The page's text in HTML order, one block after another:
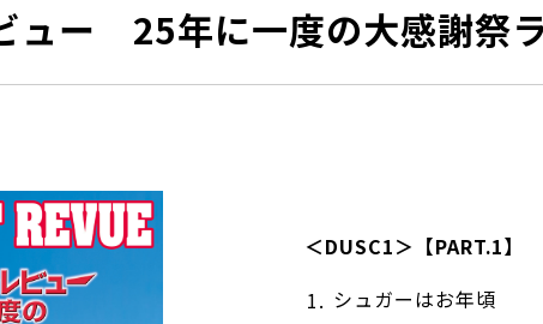
ュー 25年に一度の大感謝祭
＜DUSC1＞【PART.1】
シュガーはお年頃